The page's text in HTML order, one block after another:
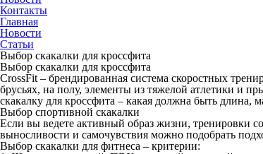
Контакты
Главная
Новости
Статьи
Выбор скакалки для кроссфита
Выбор скакалки для кроссфита
CrossFit – брендированная система скоростных
брусьях, на полу, элементы из тяжелой атлетики и
скакалку для кроссфита – какая должна быть длина,
Выбор спортивной скакалки
Если вы ведете активный образ жизни, тренировки
выносливости и самочувствия можно подобрать
Выбор скакалки для фитнеса – критерии: